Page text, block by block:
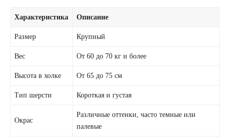
Характеристика Описание
Размер Крупный
Вес От 60 до 70 кг и более
Высота в холке От 65 до 75 см
Тип шерсти Короткая и густая
Окрас
Различные оттенки, часто темные или
палевые